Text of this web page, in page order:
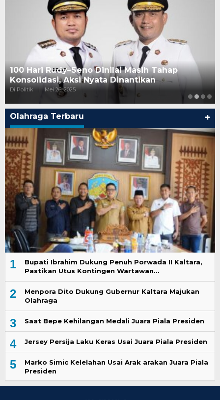
100 Hari Rudy–Seno Dinilai Masih Tahap
Konsolidasi, Aksi Nyata Dinantikan
Di Politik | Mei 26, 2025
Olahraga Terbaru +
1
Bupati Ibrahim Dukung Penuh Porwada II Kaltara,
Pastikan Utus Kontingen Wartawan…
2
Menpora Dito Dukung Gubernur Kaltara Majukan
Olahraga
3 Saat Bepe Kehilangan Medali Juara Piala Presiden
4 Jersey Persija Laku Keras Usai Juara Piala Presiden
5
Marko Simic Kelelahan Usai Arak arakan Juara Piala
Presiden